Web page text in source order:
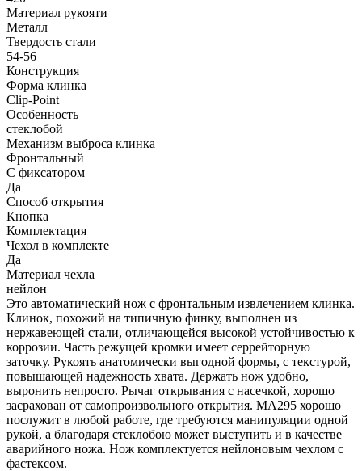
Материал рукояти
Металл
Твердость стали
54-56
Конструкция
Форма клинка
Clip-Point
Особенность
стеклобой
Механизм выброса клинка
Фронтальный
С фиксатором
Да
Способ открытия
Кнопка
Комплектация
Чехол в комплекте
Да
Материал чехла
нейлон
Это автоматический нож с фронтальным извлечением клинка.
Клинок, похожий на типичную финку, выполнен из
нержавеющей стали, отличающейся высокой устойчивостью к
коррозии. Часть режущей кромки имеет серрейторную
заточку. Рукоять анатомически выгодной формы, с текстурой,
повышающей надежность хвата. Держать нож удобно,
выронить непросто. Рычаг открывания с насечкой, хорошо
засрахован от самопроизвольного открытия. MA295 хорошо
послужит в любой работе, где требуются манипуляции одной
рукой, а благодаря стеклобою может выступить и в качестве
аварийного ножа. Нож комплектуется нейлоновым чехлом с
фастексом.